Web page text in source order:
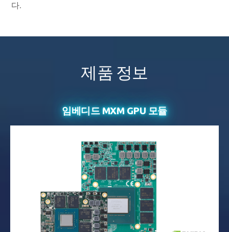
다.
제품 정보
임베디드 MXM GPU 모듈